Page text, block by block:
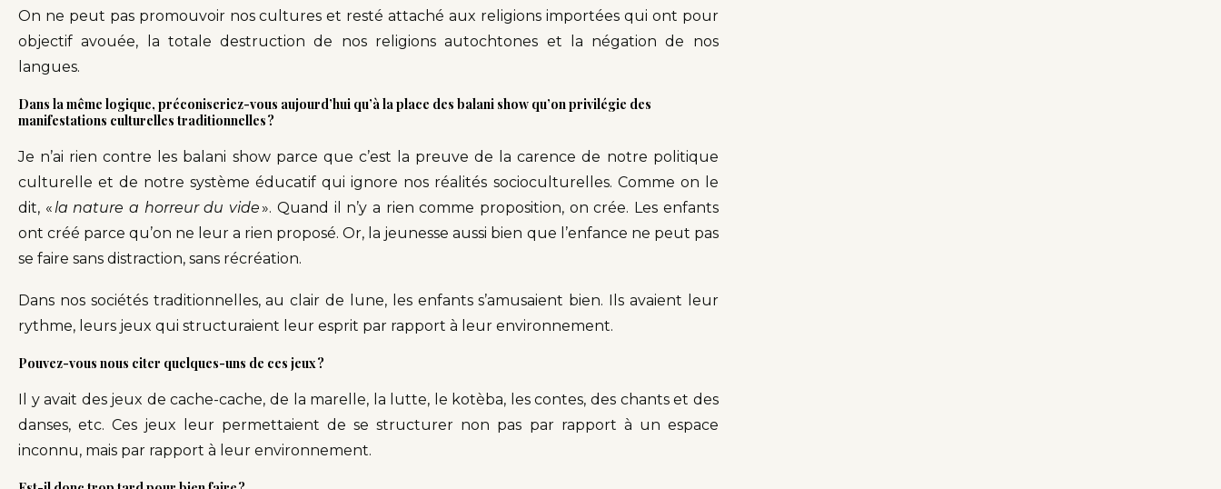
On ne peut pas promouvoir nos cultures et resté attaché aux religions importées qui ont pour
objectif avouée, la totale destruction de nos religions autochtones et la négation de nos
langues.
Dans la même logique, préconiseriez-vous aujourd’hui qu’à la place des balani show qu’on privilégie des
manifestations culturelles traditionnelles ?
Je n’ai rien contre les balani show parce que c’est la preuve de la carence de notre politique
culturelle et de notre système éducatif qui ignore nos réalités socioculturelles. Comme on le
dit, « la nature a horreur du vide». Quand il n’y a rien comme proposition, on crée. Les enfants
ont créé parce qu’on ne leur a rien proposé. Or, la jeunesse aussi bien que l’enfance ne peut pas
se faire sans distraction, sans récréation.
Dans nos sociétés traditionnelles, au clair de lune, les enfants s’amusaient bien. Ils avaient leur
rythme, leurs jeux qui structuraient leur esprit par rapport à leur environnement.
Pouvez-vous nous citer quelques-uns de ces jeux ?
Il y avait des jeux de cache-cache, de la marelle, la lutte, le kotèba, les contes, des chants et des
danses, etc. Ces jeux leur permettaient de se structurer non pas par rapport à un espace
inconnu, mais par rapport à leur environnement.